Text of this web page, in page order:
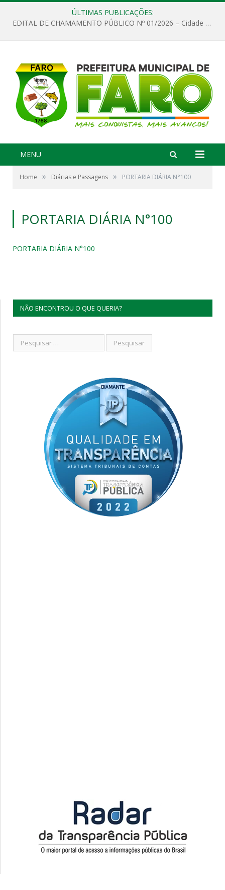
ÚLTIMAS PUBLICAÇÕES:
EDITAL DE CHAMAMENTO PÚBLICO Nº 01/2026 – Cidade de Faro
MENU
Home » Diárias e Passagens » PORTARIA DIÁRIA N°100
PORTARIA DIÁRIA N°100
PORTARIA DIÁRIA N°100
NÃO ENCONTROU O QUE QUERIA?